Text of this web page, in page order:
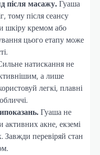
після масажу.Гуаша
тому після сеансу
шкіру кремом або
цього етапу може
натискання не
а лише
легкі, плавні
Гуаша не
активних акне, екземі
Завжди перевіряй стан